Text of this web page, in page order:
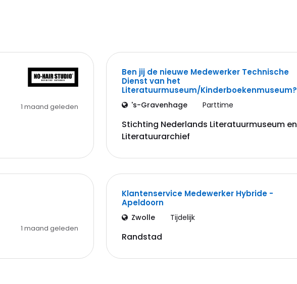
1 maand geleden
Ben jij de nieuwe Medewerker Technische
Dienst van het
Literatuurmuseum/Kinderboekenmuseum?
's-Gravenhage Parttime
Stichting Nederlands Literatuurmuseum en
Literatuurarchief
1 maand geleden
Klantenservice Medewerker Hybride -
Apeldoorn
Zwolle Tijdelijk
Randstad